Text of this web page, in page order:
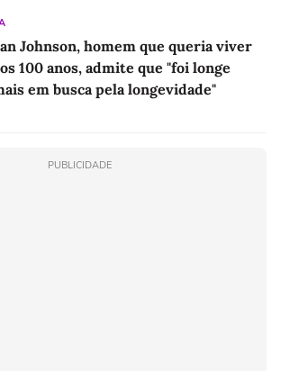
Johnson, homem que queria viver
100 anos, admite que "foi longe
em busca pela longevidade"
PUBLICIDADE